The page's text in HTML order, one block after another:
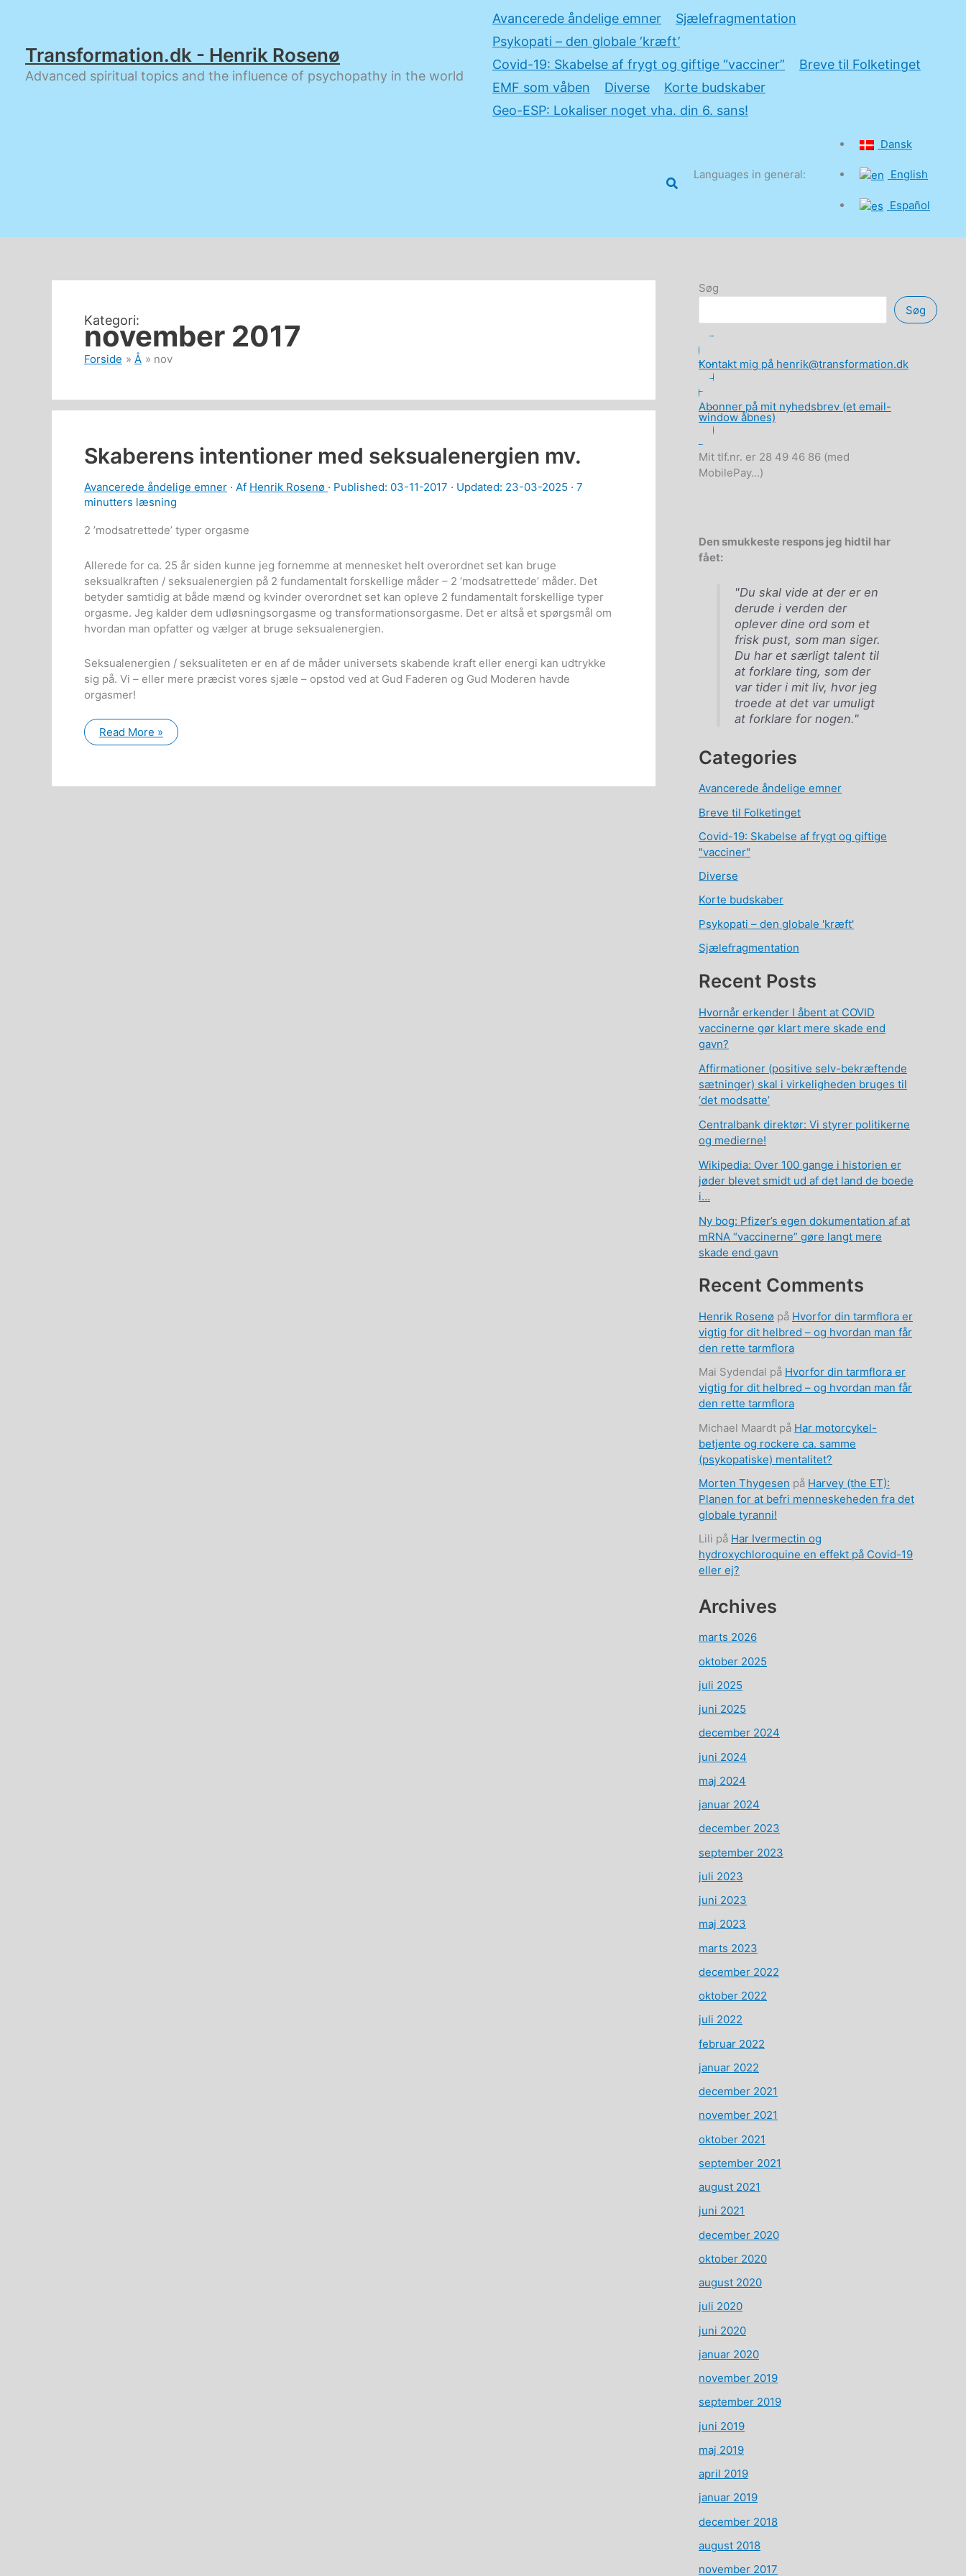
Transformation.dk - Henrik Rosenø
Advanced spiritual topics and the influence of psychopathy in the world
Avancerede åndelige emner
Sjælefragmentation
Psykopati – den globale ‘kræft’
Covid-19: Skabelse af frygt og giftige “vacciner”
Breve til Folketinget
EMF som våben
Diverse
Korte budskaber
Geo-ESP: Lokaliser noget vha. din 6. sans!
Søg Languages in general:
Dansk
English
Español
november 2017
Forside Å nov
Skaberens intentioner med seksualenergien mv.
Avancerede åndelige emner · Af Henrik Rosenø · Published: 03-11-2017 · Updated: 23-03-2025 · 7
minutters læsning
2 ’modsatrettede’ typer orgasme
Allerede for ca. 25 år siden kunne jeg fornemme at mennesket helt overordnet set kan bruge
seksualkraften / seksualenergien på 2 fundamentalt forskellige måder – 2 ’modsatrettede’ måder. Det
betyder samtidig at både mænd og kvinder overordnet set kan opleve 2 fundamentalt forskellige typer
orgasme. Jeg kalder dem udløsningsorgasme og transformationsorgasme. Det er altså et spørgsmål om
hvordan man opfatter og vælger at bruge seksualenergien.
Seksualenergien / seksualiteten er en af de måder universets skabende kraft eller energi kan udtrykke
sig på. Vi – eller mere præcist vores sjæle – opstod ved at Gud Faderen og Gud Moderen havde
orgasmer!
Skaberens
intentioner
Read More »
Søg
Søg
Kontakt mig på henrik@transformation.dk
Abonner på mit nyhedsbrev (et email-
window åbnes)
Mit tlf.nr. er 28 49 46 86 (med
MobilePay...)
Den smukkeste respons jeg hidtil har
fået:
"Du skal vide at der er en
derude i verden der
oplever dine ord som et
frisk pust, som man siger.
Du har et særligt talent til
at forklare ting, som der
var tider i mit liv, hvor jeg
troede at det var umuligt
at forklare for nogen."
Categories
Avancerede åndelige emner
Breve til Folketinget
Covid-19: Skabelse af frygt og giftige
"vacciner"
Diverse
Korte budskaber
Psykopati – den globale 'kræft'
Sjælefragmentation
Recent Posts
Hvornår erkender I åbent at COVID
vaccinerne gør klart mere skade end
gavn?
Affirmationer (positive selv-bekræftende
sætninger) skal i virkeligheden bruges til
‘det modsatte’
Centralbank direktør: Vi styrer politikerne
og medierne!
Wikipedia: Over 100 gange i historien er
jøder blevet smidt ud af det land de boede
i…
Ny bog: Pfizer’s egen dokumentation af at
mRNA “vaccinerne” gøre langt mere
skade end gavn
Recent Comments
Henrik Rosenø på Hvorfor din tarmflora er
vigtig for dit helbred – og hvordan man får
den rette tarmflora
Mai Sydendal på Hvorfor din tarmflora er
vigtig for dit helbred – og hvordan man får
den rette tarmflora
Michael Maardt på Har motorcykel-
betjente og rockere ca. samme
(psykopatiske) mentalitet?
Morten Thygesen på Harvey (the ET):
Planen for at befri menneskeheden fra det
globale tyranni!
Lili på Har Ivermectin og
hydroxychloroquine en effekt på Covid-19
eller ej?
Archives
marts 2026
oktober 2025
juli 2025
juni 2025
december 2024
juni 2024
maj 2024
januar 2024
december 2023
september 2023
juli 2023
juni 2023
maj 2023
marts 2023
december 2022
oktober 2022
juli 2022
februar 2022
januar 2022
december 2021
november 2021
oktober 2021
september 2021
august 2021
juni 2021
december 2020
oktober 2020
august 2020
juli 2020
juni 2020
januar 2020
november 2019
september 2019
juni 2019
maj 2019
april 2019
januar 2019
december 2018
august 2018
november 2017